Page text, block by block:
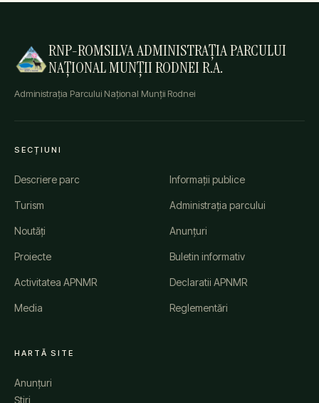
RNP-ROMSILVA ADMINISTRAȚIA PARCULUI
NAȚIONAL MUNȚII RODNEI R.A.
Administrația Parcului Național Munții Rodnei
SECȚIUNI
Descriere parc
Turism
Noutăți
Proiecte
Activitatea APNMR
Media
Informații publice
Administrația parcului
Anunțuri
Buletin informativ
Declaratii APNMR
Reglementări
HARTĂ SITE
Anunțuri
Știri